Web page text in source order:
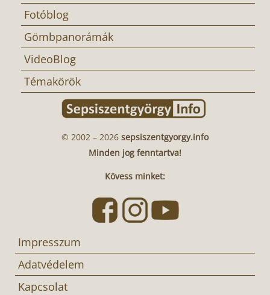
Fotóblog
Gömbpanorámák
VideoBlog
Témakörök
© 2002 – 2026 sepsiszentgyorgy.info
Minden jog fenntartva!
Kövess minket:
Impresszum
Adatvédelem
Kapcsolat